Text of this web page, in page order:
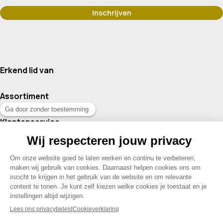
Erkend lid van
Assortiment
Klantenservice
Contact
© 2026 Drogisterij Het Geheim | Alle rechten voorbehouden |
Webdesign en hosting door Madoo|Sitemap